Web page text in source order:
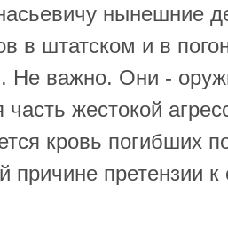
нынешние
в штатском и в
Не важно. Они -
жестокой
кровь погибших
причине претензии к